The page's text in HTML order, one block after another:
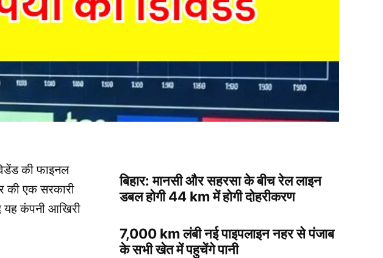
की फाइनल
की एक सरकारी
यह कंपनी आखिरी
बिहार: मानसी और सहरसा के बीच रेल लाइन
डबल होगी 44 km में होगी दोहरीकरण
7,000 km लंबी नई पाइपलाइन नहर से पंजाब
के सभी खेत में पहुचेंगे पानी